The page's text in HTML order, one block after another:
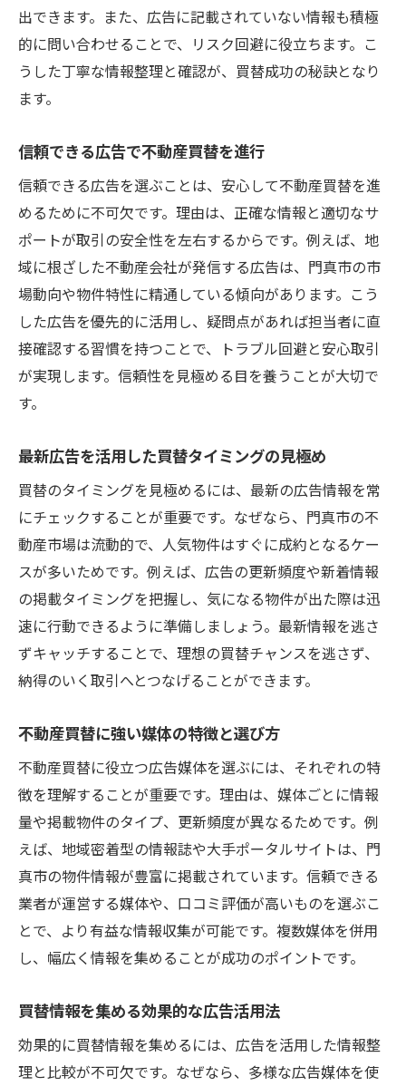
出できます。また、広告に記載されていない情報も積極
的に問い合わせることで、リスク回避に役立ちます。こ
うした丁寧な情報整理と確認が、買替成功の秘訣となり
ます。
信頼できる広告で不動産買替を進行
信頼できる広告を選ぶことは、安心して不動産買替を進
めるために不可欠です。理由は、正確な情報と適切なサ
ポートが取引の安全性を左右するからです。例えば、地
域に根ざした不動産会社が発信する広告は、門真市の市
場動向や物件特性に精通している傾向があります。こう
した広告を優先的に活用し、疑問点があれば担当者に直
接確認する習慣を持つことで、トラブル回避と安心取引
が実現します。信頼性を見極める目を養うことが大切で
す。
最新広告を活用した買替タイミングの見極め
買替のタイミングを見極めるには、最新の広告情報を常
にチェックすることが重要です。なぜなら、門真市の不
動産市場は流動的で、人気物件はすぐに成約となるケー
スが多いためです。例えば、広告の更新頻度や新着情報
の掲載タイミングを把握し、気になる物件が出た際は迅
速に行動できるように準備しましょう。最新情報を逃さ
ずキャッチすることで、理想の買替チャンスを逃さず、
納得のいく取引へとつなげることができます。
不動産買替に強い媒体の特徴と選び方
不動産買替に役立つ広告媒体を選ぶには、それぞれの特
徴を理解することが重要です。理由は、媒体ごとに情報
量や掲載物件のタイプ、更新頻度が異なるためです。例
えば、地域密着型の情報誌や大手ポータルサイトは、門
真市の物件情報が豊富に掲載されています。信頼できる
業者が運営する媒体や、口コミ評価が高いものを選ぶこ
とで、より有益な情報収集が可能です。複数媒体を併用
し、幅広く情報を集めることが成功のポイントです。
買替情報を集める効果的な広告活用法
効果的に買替情報を集めるには、広告を活用した情報整
理と比較が不可欠です。なぜなら、多様な広告媒体を使